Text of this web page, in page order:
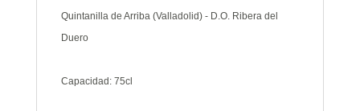
Quintanilla de Arriba (Valladolid) - D.O. Ribera del
Duero
Capacidad: 75cl